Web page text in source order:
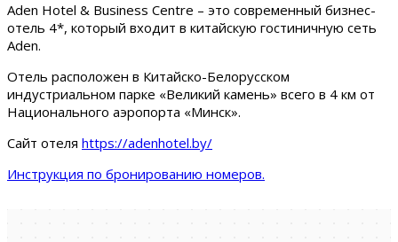
Aden Hotel & Business Centre – это современный бизнес-
отель 4*, который входит в китайскую гостиничную сеть
Aden.
Отель расположен в Китайско-Белорусском
индустриальном парке «Великий камень» всего в 4 км от
Национального аэропорта «Минск».
Сайт отеля https://adenhotel.by/
Инструкция по бронированию номеров.